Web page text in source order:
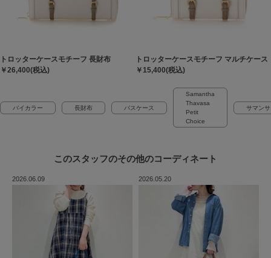
トロッターケースモチーフ 長財布
￥26,400(税込)
トロッターケースモチーフ マルチケース
￥15,400(税込)
バイカラー 長財布 パスケース
Samantha
Thavasa
Petit
Choice
サマン
このスタッフのその他のコーディネート
2026.06.09 2026.05.20